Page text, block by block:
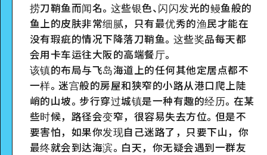
捞刀鞘鱼而闻名。这些银色、闪闪发光的鳗鱼般的
鱼上的皮肤非常细腻，只有最优秀的渔民才能在
没有瑕疵的情况下降落刀鞘鱼。这些奖品每天都
会用卡车运往大阪的高端餐厅。
该镇的布局与飞岛海道上的任何其他定居点都不
一样。迷宫般的房屋和狭窄的小路从港口爬上陡
峭的山坡。步行穿过城镇是一种有趣的经历。在某
些时候，路径会变窄，很容易失去方位。但是不
要害怕，如果你发现自己迷路了，只要下山，你
最终就会到达海滨。白天，你无疑会遇到一群友